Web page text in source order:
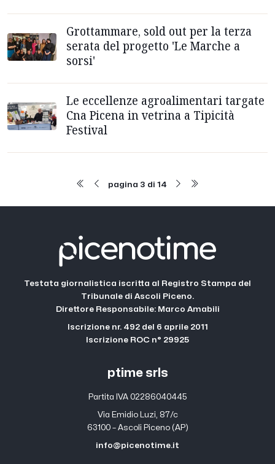
Grottammare, sold out per la terza
serata del progetto 'Le Marche a
sorsi'
Le eccellenze agroalimentari targate
Cna Picena in vetrina a Tipicità
Festival
pagina 3 di 14
Testata giornalistica iscritta al Registro Stampa del
Tribunale di Ascoli Piceno.
Direttore Responsabile: Marco Amabili
Iscrizione nr. 492 del 6 aprile 2011
Iscrizione ROC n° 29925
ptime srls
Partita IVA 02286040445
Via Emidio Luzi, 87/c
63100 – Ascoli Piceno (AP)
info@picenotime.it